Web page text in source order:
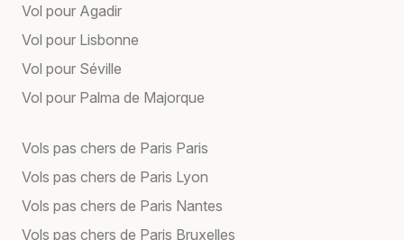
Vol pour Agadir
Vol pour Lisbonne
Vol pour Séville
Vol pour Palma de Majorque
Vols pas chers de Paris Paris
Vols pas chers de Paris Lyon
Vols pas chers de Paris Nantes
Vols pas chers de Paris Bruxelles